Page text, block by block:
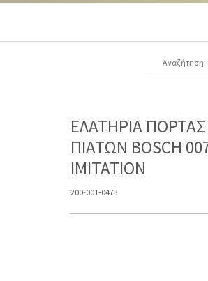
ΕΛΑΤΗΡΙΑ
ΠΙΑΤΩΝ BOSCH
IMITATION
200-001-0473